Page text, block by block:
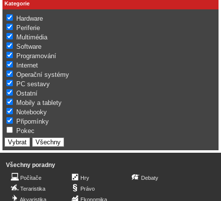
Kategorie
Hardware
Periferie
Multimédia
Software
Programování
Internet
Operační systémy
PC sestavy
Ostatní
Mobily a tablety
Notebooky
Připomínky
Pokec
Všechny poradny
Počítače
Teraristika
Akvaristika
Hry
Právo
Ekonomika
Debaty